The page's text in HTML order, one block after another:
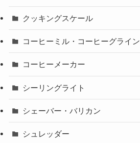
クッキングスケール
コーヒーミル・コーヒーグライ
コーヒーメーカー
シーリングライト
シェーバー・バリカン
シュレッダー